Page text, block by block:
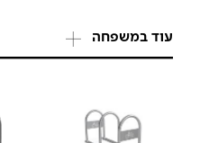
עוד במשפחה